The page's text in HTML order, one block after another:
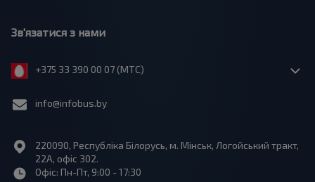
Зв'язатися з нами
+375 33 390 00 07 (МТС)
info@infobus.by
220090, Республіка Білорусь, м. Мінськ, Логойський тракт,
22А, офіс 302.
Офіс: Пн-Пт, 9:00 - 17:30